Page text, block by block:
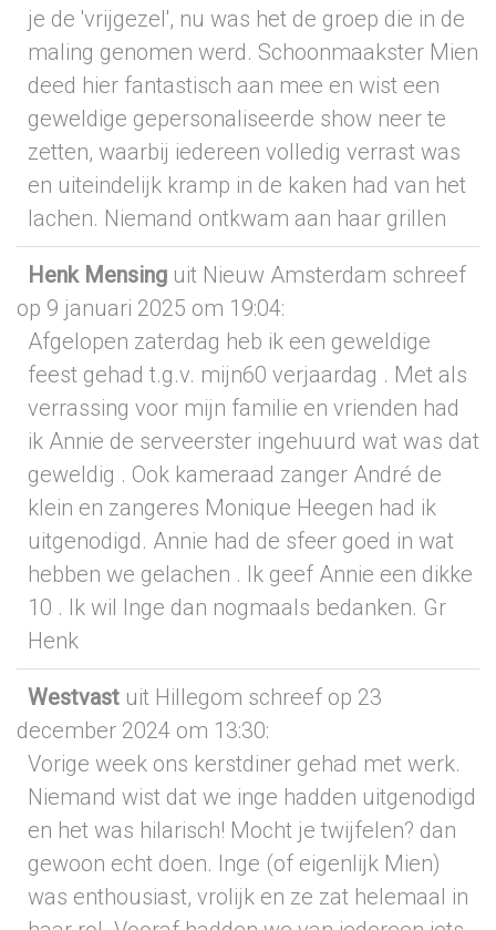
je de 'vrijgezel', nu was het de groep die in de
maling genomen werd. Schoonmaakster Mien
deed hier fantastisch aan mee en wist een
geweldige gepersonaliseerde show neer te
zetten, waarbij iedereen volledig verrast was
en uiteindelijk kramp in de kaken had van het
lachen. Niemand ontkwam aan haar grillen
Henk Mensing uit Nieuw Amsterdam schreef
op 9 januari 2025 om 19:04:
Afgelopen zaterdag heb ik een geweldige
feest gehad t.g.v. mijn60 verjaardag . Met als
verrassing voor mijn familie en vrienden had
ik Annie de serveerster ingehuurd wat was dat
geweldig . Ook kameraad zanger André de
klein en zangeres Monique Heegen had ik
uitgenodigd. Annie had de sfeer goed in wat
hebben we gelachen . Ik geef Annie een dikke
10 . Ik wil Inge dan nogmaals bedanken. Gr
Henk
Westvast uit Hillegom schreef op 23
december 2024 om 13:30:
Vorige week ons kerstdiner gehad met werk.
Niemand wist dat we inge hadden uitgenodigd
en het was hilarisch! Mocht je twijfelen? dan
gewoon echt doen. Inge (of eigenlijk Mien)
was enthousiast, vrolijk en ze zat helemaal in